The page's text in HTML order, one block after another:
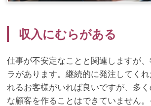
収入にむらがある
仕事が不安定なことと関連しますが
ラがあります。継続的に発注してくれ
れるお客様がいれば良いですが、多く
な顧客を作ることはできていません。